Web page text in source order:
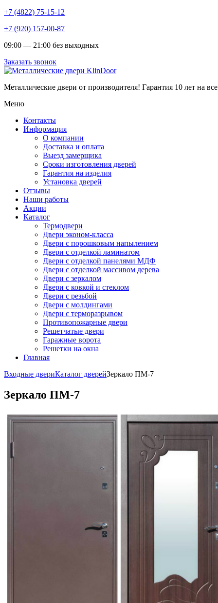
+7 (4822) 75-15-12
+7 (920) 157-00-87
09:00 — 21:00 без выходных
Заказать звонок
Металлические двери от производителя! Гарантия 10 лет на
Меню
Контакты
Информация
О компании
Доставка и оплата
Выезд замерщика
Сроки изготовления дверей
Гарантия на изделия
Установка дверей
Отзывы
Наши работы
Акции
Каталог
Термодвери
Двери эконом-класса
Двери с порошковым напылением
Двери с отделкой ламинатом
Двери с отделкой панелями МДФ
Двери с отделкой массивом дерева
Двери с зеркалом
Двери с ковкой и стеклом
Двери с резьбой
Двери с молдингами
Двери с терморазрывом
Противопожарные двери
Решетчатые двери
Гаражные ворота
Решетки на окна
Главная
Входные двериКаталог дверейЗеркало ПМ-7
Зеркало ПМ-7